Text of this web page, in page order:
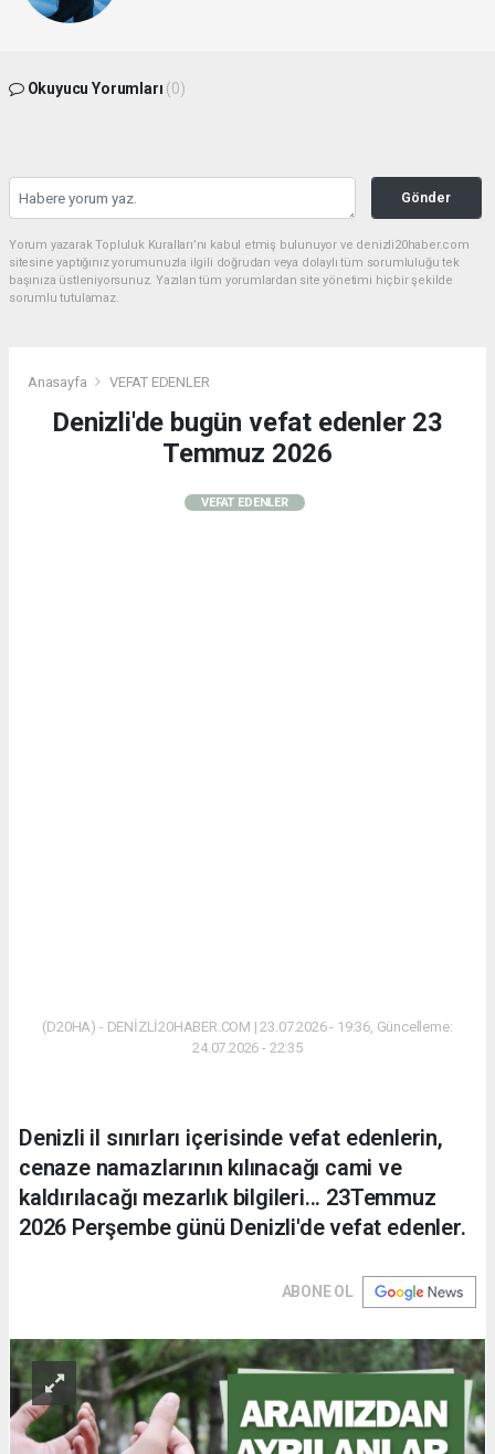
Okuyucu Yorumları (0)
Gönder
Yorum yazarak Topluluk Kuralları’nı kabul etmiş bulunuyor ve denizli20haber.com
sitesine yaptığınız yorumunuzla ilgili doğrudan veya dolaylı tüm sorumluluğu tek
başınıza üstleniyorsunuz. Yazılan tüm yorumlardan site yönetimi hiçbir şekilde
sorumlu tutulamaz.
Anasayfa VEFAT EDENLER
Denizli'de bugün vefat edenler 23
Temmuz 2026
VEFAT EDENLER
(D20HA) - DENİZLİ20HABER.COM | 23.07.2026 - 19:36, Güncelleme:
24.07.2026 - 22:35
Denizli il sınırları içerisinde vefat edenlerin,
cenaze namazlarının kılınacağı cami ve
kaldırılacağı mezarlık bilgileri... 23Temmuz
2026 Perşembe günü Denizli'de vefat edenler.
ABONE OL